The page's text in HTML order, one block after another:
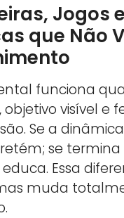
Jogos e
que Não
funciona
objetivo visível e
Se a
se
Essa
muda